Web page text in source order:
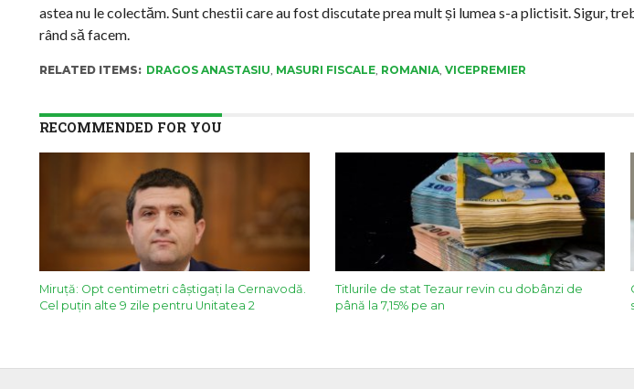
astea nu le colectăm. Sunt chestii care au fost discutate prea mult și lumea s-a plictisit. Sigur,
rând să facem.
RELATED ITEMS: DRAGOS ANASTASIU MASURI FISCALE, ROMANIA, VICEPREMIER
RECOMMENDED FOR YOU
Miruță: Opt centimetri câștigați la Cernavodă.
Cel puțin alte 9 zile pentru Unitatea 2
Titlurile de stat Tezaur revin cu dobânzi de
până la 7,15% pe an